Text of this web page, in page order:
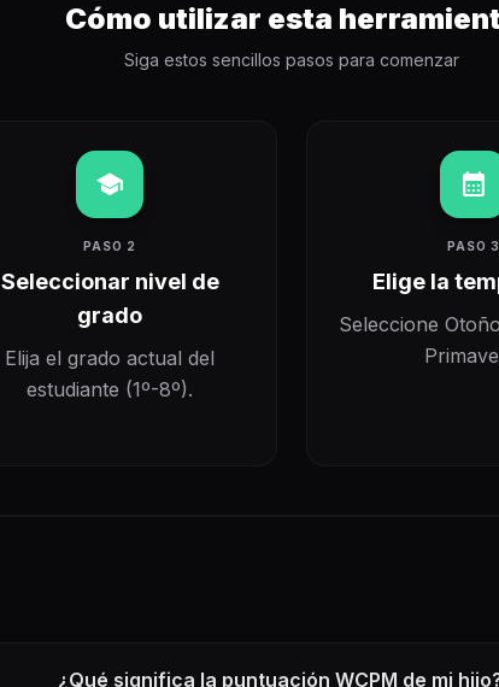
Cómo utilizar esta
Siga estos sencillos pasos para comenzar
school
PASO 2
Seleccionar nivel de
grado
Elija el grado actual del
estudiante (1º-8º).
calendar_month
PASO 3
Elige la
Seleccione
¿Qué significa la puntuación WCPM de mi